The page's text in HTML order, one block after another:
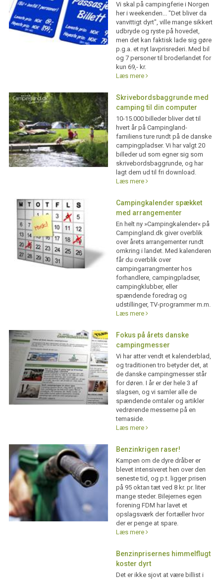
Vi skal på campingferie i Norgen
her i weekenden... "Det bliver da
vanvittigt dyrt", ville mange sikkert
udbryde og ryste på hovedet,
men det kan faktisk lade sig gøre
p.g.a. et nyt lavprisrederi. Med bil
og 7 personer til broderlandet for
kun 69,- kr.
Læs mere
Skrivebordsbaggrunde med
camping til din computer
10-15.000 billeder bliver det til
hvert år på Campingland-
familiens ture rundt på de danske
campingpladser. Vi har valgt 20
billeder ud som egner sig som
skrivebordsbaggrunde, og har
lagt dem ud til fri download.
Læs mere
Campingkalender spækket
med arrangementer
En helt ny »Campingkalender« på
Campingland.dk giver overblik
over årets arrangementer rundt
omkring i landet. Med kalenderen
får du overblik over
campingarrangmenter hos
forhandlere, campingpladser,
campingklubber, eller
spændende foredrag og
udstillinger, TV-programmer m.m.
Læs mere
Fokus på årets danske
campingmesser
Vi har atter vendt et kalenderblad,
og traditionen tro betyder det, at
de danske campingmesser står
for døren. I år er der hele 3 af
slagsen, og vi samler alle de
spændende omtaler og artikler
vedrørende messerne på en
temaside.
Læs mere
Benzinkrigen raser!
Kampen om de dyre dråber er
blevet intensiveret hen over den
seneste tid, og p.t. ligger prisen
på 95 oktan tæt ved 8 kr. pr. liter
mange steder. Bilejernes egen
forening FDM har lavet et
opslagsværk der fortæller hvor
der er penge at spare.
Læs mere
Benzinprisernes himmelflugt
koster dyrt
Det er ikke sjovt at være billist i